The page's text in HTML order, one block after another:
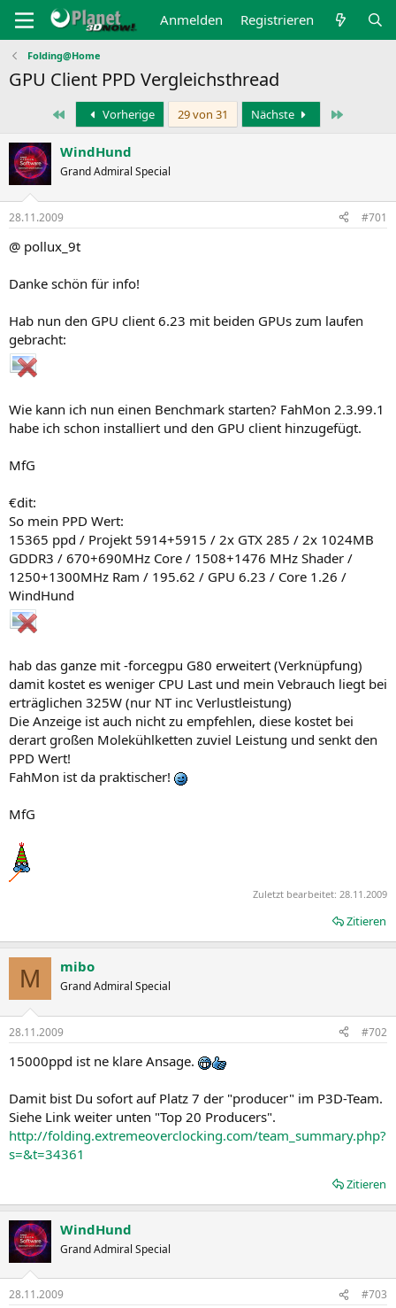
Anmelden Registrieren
Folding@Home
GPU Client PPD Vergleichsthread
Erste Vorherige 29 von 31 Nächste
WindHund
Grand Admiral Special
28.11.2009 #701
@ pollux_9t
Danke schön für info!
Hab nun den GPU client 6.23 mit beiden GPUs zum laufen
gebracht:
Wie kann ich nun einen Benchmark starten? FahMon 2.3.99.1
habe ich schon installiert und den GPU client hinzugefügt.
MfG
€dit:
So mein PPD Wert:
15365 ppd / Projekt 5914+5915 / 2x GTX 285 / 2x 1024MB
GDDR3 / 670+690MHz Core / 1508+1476 MHz Shader /
1250+1300MHz Ram / 195.62 / GPU 6.23 / Core 1.26 /
WindHund
hab das ganze mit -forcegpu G80 erweitert (Verknüpfung)
damit kostet es weniger CPU Last und mein Vebrauch liegt bei
erträglichen 325W (nur NT inc Verlustleistung)
Die Anzeige ist auch nicht zu empfehlen, diese kostet bei
derart großen Molekühlketten zuviel Leistung und senkt den
PPD Wert!
FahMon ist da praktischer!
MfG
Zuletzt bearbeitet: 28.11.2009
Zitieren
M mibo
Grand Admiral Special
28.11.2009 #702
15000ppd ist ne klare Ansage.
Damit bist Du sofort auf Platz 7 der "producer" im P3D-Team.
Siehe Link weiter unten "Top 20 Producers".
http://folding.extremeoverclocking.com/team_summary.php?
s=&t=34361
Zitieren
WindHund
Grand Admiral Special
28.11.2009 #703